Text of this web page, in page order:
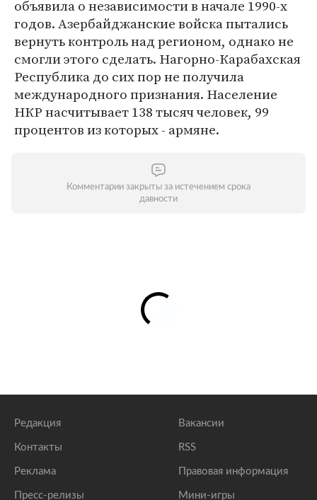
объявила о независимости в начале 1990-х
годов. Азербайджанские войска пытались
вернуть контроль над регионом, однако не
смогли этого сделать. Нагорно-Карабахская
Республика до сих пор не получила
международного признания. Население
НКР насчитывает 138 тысяч человек, 99
процентов из которых - армяне.
Комментарии закрыты за истечением срока
давности
Редакция
Контакты
Реклама
Пресс-релизы
Вакансии
RSS
Правовая информация
Мини-игры